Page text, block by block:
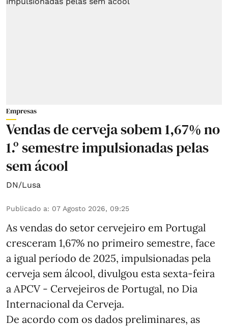
Empresas
Vendas de cerveja sobem 1,67% no
1.º semestre impulsionadas pelas
sem ácool
DN/Lusa
Publicado a: 07 Agosto 2026, 09:25
As vendas do setor cervejeiro em Portugal
cresceram 1,67% no primeiro semestre, face
a igual período de 2025, impulsionadas pela
cerveja sem álcool, divulgou esta sexta-feira
a APCV - Cervejeiros de Portugal, no Dia
Internacional da Cerveja.
De acordo com os dados preliminares, as